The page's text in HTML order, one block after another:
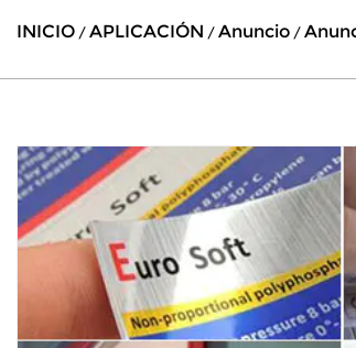
INICIO / APLICACIÓN / Anuncio /